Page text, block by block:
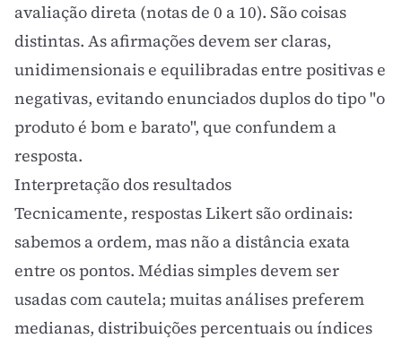
avaliação direta (notas de 0 a 10). São coisas
distintas. As afirmações devem ser claras,
unidimensionais e equilibradas entre positivas e
negativas, evitando enunciados duplos do tipo "o
produto é bom e barato", que confundem a
resposta.
Interpretação dos resultados
Tecnicamente, respostas Likert são ordinais:
sabemos a ordem, mas não a distância exata
entre os pontos. Médias simples devem ser
usadas com cautela; muitas análises preferem
medianas, distribuições percentuais ou índices